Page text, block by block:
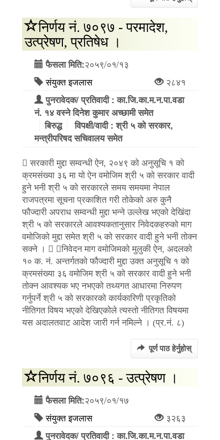
निर्णय नं. ७०९७ - परमादेश,
उत्प्रेषण, प्रतिषेध ।
फैसला मिति:२०५९/०१/१३
संयुक्त इजलास
२८४१
पुनरावेदक/ प्रतिवादी : का.जि.का.म.न.पा.वडा
नं. १४ वस्ने दिनेश कुमार अच्छामी समेत
बिरुद्ध
विपक्षी/वादी : श्री ५ को सरकार,
मन्त्रीपरिषद सचिवालय समेत
 सरकारी मुद्दा सम्वन्धी ऐन, २०४९ को अनुसूचि १ को
क्रमसंख्या ३६ मा यो ऐन वमोजिम श्री ५ को सरकार वादी
हुने भनी श्री ५ को सरकारले समय समयमा नेपाल
राजपत्रमा सूचना प्रकाशित गरी तोकेको अरु कुनै
फौज्दारी अपराध सम्वन्धी मुद्दा भन्ने उल्लेख भएको देखिंदा
श्री ५ को सरकारले आवश्यकतानुसार निवेदकहरुको माग
वमोजिको मुद्दा समेत श्री ५ को सरकार वादी हुने भनी तोक्न
सक्ने ।  निवेदन माग वमोजिमको मुलुकी ऐन, अदलको
१० क. नं. अन्तर्गतको फौज्दारी मुद्दा उक्त अनुसूचि १ को
क्रमसंख्या ३६ वमोजिम श्री ५ को सरकार वादी हुने भनी
तोक्न आवश्यक भए नभएको तथ्यगत आधारमा निरुपण
गर्नुपर्ने श्री ५ को सरकारको कार्यकारिणी प्रकृतिको
नीतिगत विषय भएको देखिएकोले त्यस्तो नीतिगत विषयमा
यस अदालतवाट आदेश जारी गर्न नमिल्ने । (प्र.नं. ८)
पूर्ण पाठ हेर्नुहोस्
निर्णय नं. ७०९६ - उत्प्रेषण ।
फैसला मिति:२०५९/०१/१७
संयुक्त इजलास
३२६३
पुनरावेदक/ प्रतिवादी : का.जि.का.म.न.पा.वडा